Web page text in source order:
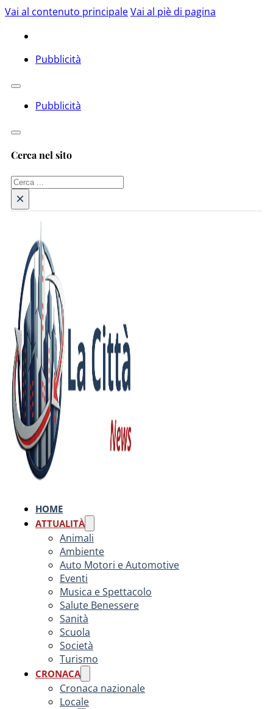
Vai al contenuto principaleVai al piè di pagina
Pubblicità
Pubblicità
Cerca nel sito
Cerca
×
HOME
ATTUALITÀ
Animali
Ambiente
Auto Motori e Automotive
Eventi
Musica e Spettacolo
Salute Benessere
Sanità
Scuola
Società
Turismo
CRONACA
Cronaca nazionale
Locale